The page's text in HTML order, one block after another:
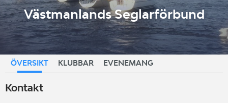
Västmanlands Seglarförbund
ÖVERSIKT KLUBBAR EVENEMANG
Kontakt